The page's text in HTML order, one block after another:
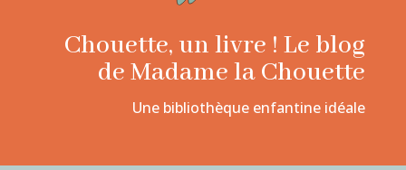
Chouette, un livre ! Le blog
de Madame la Chouette
Une bibliothèque enfantine idéale